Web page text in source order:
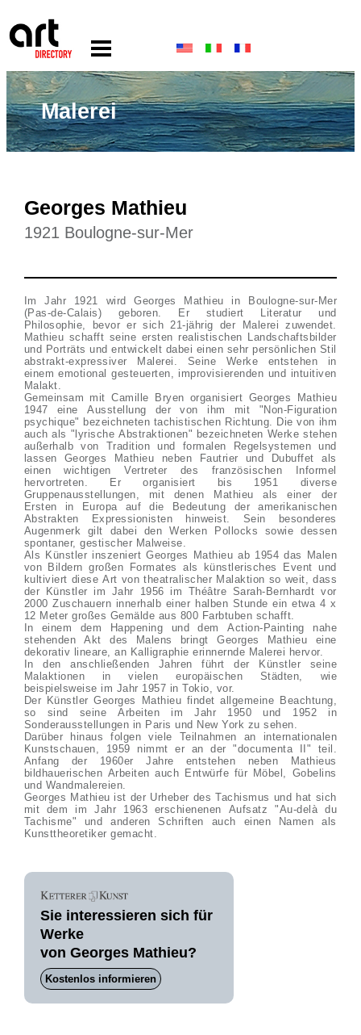
Malerei
Georges Mathieu
1921 Boulogne-sur-Mer
Im Jahr 1921 wird Georges Mathieu in Boulogne-sur-Mer
(Pas-de-Calais) geboren. Er studiert Literatur und
Philosophie, bevor er sich 21-jährig der Malerei zuwendet.
Mathieu schafft seine ersten realistischen Landschaftsbilder
und Porträts und entwickelt dabei einen sehr persönlichen Stil
abstrakt-expressiver Malerei. Seine Werke entstehen in
einem emotional gesteuerten, improvisierenden und intuitiven
Malakt.
Gemeinsam mit Camille Bryen organisiert Georges Mathieu
1947 eine Ausstellung der von ihm mit "Non-Figuration
psychique" bezeichneten tachistischen Richtung. Die von ihm
auch als "lyrische Abstraktionen" bezeichneten Werke stehen
außerhalb von Tradition und formalen Regelsystemen und
lassen Georges Mathieu neben Fautrier und Dubuffet als
einen wichtigen Vertreter des französischen Informel
hervortreten. Er organisiert bis 1951 diverse
Gruppenausstellungen, mit denen Mathieu als einer der
Ersten in Europa auf die Bedeutung der amerikanischen
Abstrakten Expressionisten hinweist. Sein besonderes
Augenmerk gilt dabei den Werken Pollocks sowie dessen
spontaner, gestischer Malweise.
Als Künstler inszeniert Georges Mathieu ab 1954 das Malen
von Bildern großen Formates als künstlerisches Event und
kultiviert diese Art von theatralischer Malaktion so weit, dass
der Künstler im Jahr 1956 im Théâtre Sarah-Bernhardt vor
2000 Zuschauern innerhalb einer halben Stunde ein etwa 4 x
12 Meter großes Gemälde aus 800 Farbtuben schafft.
In einem dem Happening und dem Action-Painting nahe
stehenden Akt des Malens bringt Georges Mathieu eine
dekorativ lineare, an Kalligraphie erinnernde Malerei hervor.
In den anschließenden Jahren führt der Künstler seine
Malaktionen in vielen europäischen Städten, wie
beispielsweise im Jahr 1957 in Tokio, vor.
Der Künstler Georges Mathieu findet allgemeine Beachtung,
so sind seine Arbeiten im Jahr 1950 und 1952 in
Sonderausstellungen in Paris und New York zu sehen.
Darüber hinaus folgen viele Teilnahmen an internationalen
Kunstschauen, 1959 nimmt er an der "documenta II" teil.
Anfang der 1960er Jahre entstehen neben Mathieus
bildhauerischen Arbeiten auch Entwürfe für Möbel, Gobelins
und Wandmalereien.
Georges Mathieu ist der Urheber des Tachismus und hat sich
mit dem im Jahr 1963 erschienenen Aufsatz "Au-delà du
Tachisme" und anderen Schriften auch einen Namen als
Kunsttheoretiker gemacht.
Sie interessieren sich für
Werke
von Georges Mathieu?
Kostenlos informieren